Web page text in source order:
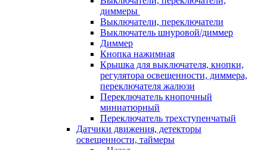
диммеры
Выключатели, переключатели
Выключатель шнуровой/диммер
Диммер
Кнопка нажимная
Крышка для выключателя, кнопки,
регулятора освещенности, диммера,
переключателя жалюзи
Переключатель кнопочный
миниатюрный
Переключатель трехступенчатый
Датчики движения, детекторы
освещенности, таймеры